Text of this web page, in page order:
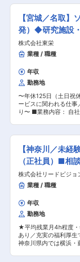
充実しているため、
を身に着けることができます。 ま
技能者の資格取得のた
す。 4年間を通した協
合格で資格取得が可能
100％です。 ■キャリアステップ スタッフからプ
ロジェクトリーダー
といったキャリアの他
経理といったキャリア
配属店舗について 現在
舗に出店、埼玉県や千
配属店舗が変更とな
自宅から1時間以内の
ーダーメイドの商品
先端な補聴器などを取
度もあり、聞こえの
ない補聴器選びをサポートし
会社の定める業務
は、1947年8月に産声
点を構える総合エン
業へと成長しました
さる新たな仲間を募
働きやすさもバッチ
す。 ■職務内容： 工具・工作機械・産業機械・
物資・鉄鋼等の卸売
主とする国内の既存
なります。 ■業務詳細 ・顧客からニーズを汲み
取り、見積、発注、イ
応、アフターフォロー
アは静岡県〜愛知県
開をしている顧客が
程度の海外出張（ア
ります。 ■働き方〜働きやすさ抜群の職場環
境！〜 ・年休120日／
同社は1947年8月、
して設立、以来70年
ンジニアリング総合
え、工作機械・工具を
象とした販売事業を展
富山支店、福井支店
インドネシア、イン
カ及びメキシコの6現
海外よりの顧客のニー
す。 ・社の特徴は、ロ
周辺装置の製造を行
社内に持っている点
ニアリング機能と、販
技術提案型商社を目指
【宮城／名取】
発）◆研究施設
勤無
株式会社東栄
業種 / 職種
年収
勤務地
〜年休125日（土日祝
ービスに関われる仕
り〜 ■業務内容： 自社製装置における制御シス
上げをお任せします。 ■業務詳細： ・自動機の
システム設計及びそ
を組み合わせた計測
ラムの設計 ・製作し
納品立ち上げ作業 ■使用環境： PC、言語は
LabVIEWまたは.net（C#、VB）
ト： ・半導体メーカ
学などの国立大、産
■組織構成： 磁気応用
い組織です） ∟メカグ
当 ∟計測制御グループ
電気系・電装などを担当 ■取り扱い製品： 当
は多岐にわたる製品
験機・計測器」「評価
置」「放射能分析」な
も、特機部の場合は、
【神奈川／未経
（正社員）■相
育成
株式会社リードビジョ
業種 / 職種
年収
勤務地
★平均残業月4h程度
あり／充実の福利厚
神奈川県内では横浜・